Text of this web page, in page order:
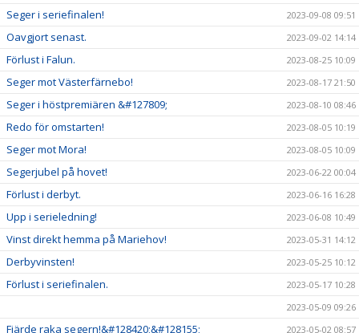
Seger i seriefinalen! 2023-09-08 09:51
Oavgjort senast. 2023-09-02 14:14
Förlust i Falun. 2023-08-25 10:09
Seger mot Västerfärnebo! 2023-08-17 21:50
Seger i höstpremiären &#127809; 2023-08-10 08:46
Redo för omstarten! 2023-08-05 10:19
Seger mot Mora! 2023-08-05 10:09
Segerjubel på hovet! 2023-06-22 00:04
Förlust i derbyt. 2023-06-16 16:28
Upp i serieledning! 2023-06-08 10:49
Vinst direkt hemma på Mariehov! 2023-05-31 14:12
Derbyvinsten! 2023-05-25 10:12
Förlust i seriefinalen.
2023-05-17 10:28
2023-05-09 09:26
Fjärde raka segern!&#128420;&#128155; 2023-05-02 08:57